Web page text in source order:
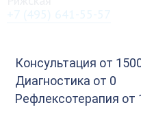
Консультация от
Диагностика от 0
Рефлексотерапия от